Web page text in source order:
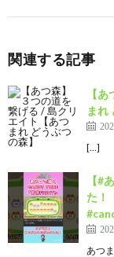
関連する記事
【
まれ
[…]
【#
た！
あつ